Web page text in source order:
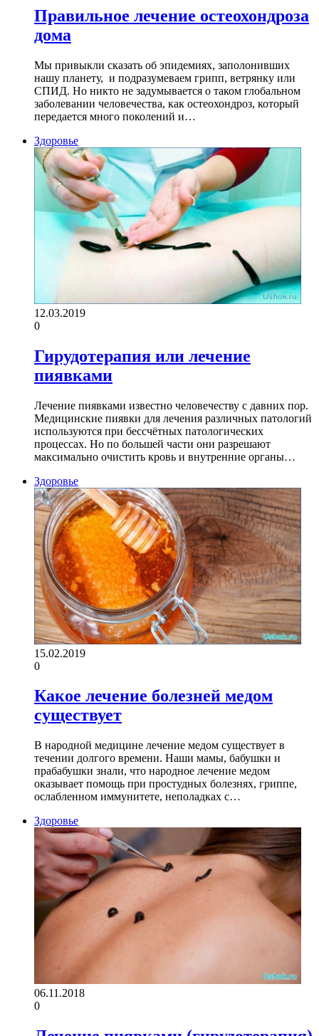
Правильное лечение остеохондроза
дома
Мы привыкли сказать об эпидемиях, заполонивших
нашу планету, и подразумеваем грипп, ветрянку или
СПИД. Но никто не задумывается о таком глобальном
заболевании человечества, как остеохондроз, который
передается много поколений и…
Здоровье
12.03.2019
0
Гирудотерапия или лечение
пиявками
Лечение пиявками известно человечеству с давних пор.
Медицинские пиявки для лечения различных патологий
используются при бессчётных патологических
процессах. Но по большей части они разрешают
максимально очистить кровь и внутренние органы…
Здоровье
15.02.2019
0
Какое лечение болезней медом
существует
В народной медицине лечение медом существует в
течении долгого времени. Наши мамы, бабушки и
прабабушки знали, что народное лечение медом
оказывает помощь при простудных болезнях, гриппе,
ослабленном иммунитете, неполадках с…
Здоровье
06.11.2018
0